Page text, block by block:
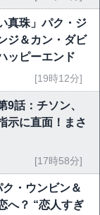
真珠」パク・ジ
ジ＆カン・ダビ
ッピーエンド
[19時12分]
9話：チソン、
示に直面！まさ
[17時58分]
ク・ウンビン＆
へ？ “恋人すぎ